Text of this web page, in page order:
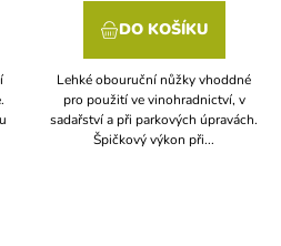
DO KOŠÍKU
Lehké obouruční nůžky vhoddné
pro použití ve vinohradnictví, v
sadařství a při parkových úpravách.
Špičkový výkon při...